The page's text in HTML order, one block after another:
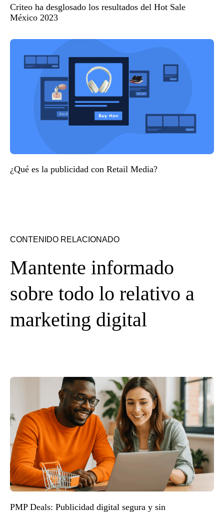
Criteo ha desglosado los resultados del Hot Sale
México 2023
¿Qué es la publicidad con Retail Media?
CONTENIDO RELACIONADO
Mantente informado
sobre todo lo relativo a
marketing digital
PMP Deals: Publicidad digital segura y sin